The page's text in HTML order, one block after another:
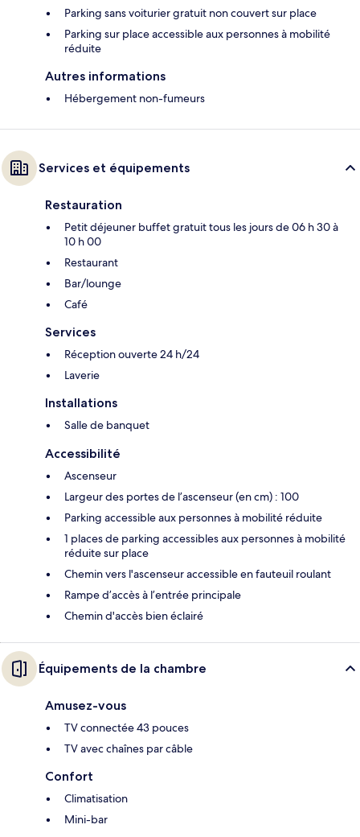
Parking sans voiturier gratuit non couvert sur place
Parking sur place accessible aux personnes à mobilité
réduite
Autres informations
Hébergement non-fumeurs
Services et équipements
Restauration
Petit déjeuner buffet gratuit tous les jours de 06 h 30 à
10 h 00
Restaurant
Bar/lounge
Café
Services
Réception ouverte 24 h/24
Laverie
Installations
Salle de banquet
Accessibilité
Ascenseur
Largeur des portes de l’ascenseur (en cm) : 100
Parking accessible aux personnes à mobilité réduite
1 places de parking accessibles aux personnes à mobilité
réduite sur place
Chemin vers l'ascenseur accessible en fauteuil roulant
Rampe d’accès à l’entrée principale
Chemin d'accès bien éclairé
Équipements de la chambre
Amusez-vous
TV connectée 43 pouces
TV avec chaînes par câble
Confort
Climatisation
Mini-bar